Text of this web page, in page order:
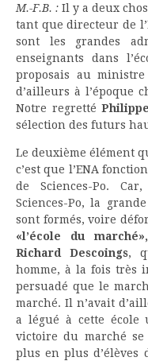
M.-F.B. : Il y a deux
tant que directeur de
sont les grandes
enseignants dans
proposais au
d’ailleurs à l’époque
Notre regretté
sélection des futurs
Le deuxième élément
c’est que l’ENA
de Sciences-Po.
Sciences-Po, la
sont formés, voire
«l’école du
Richard Descoings,
homme, à la fois très
persuadé que le
marché. Il n’avait
a légué à cette école
victoire du marché
plus en plus d’élèves